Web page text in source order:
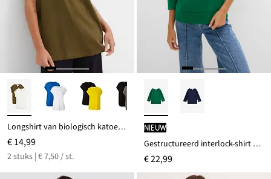
Longshirt van biologisch katoen (set van 2)
€ 14,99
2 stuks | € 7,50 / st.
Nieuw
Gestructureerd interlock-shirt van een katoenmix
€ 22,99